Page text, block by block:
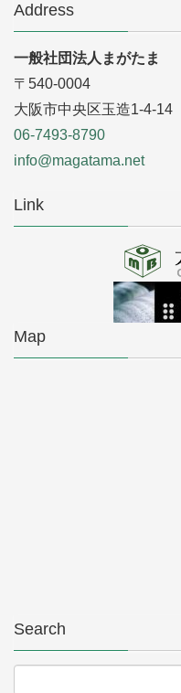
Address
一般社団法人まがたま
〒540-0004
大阪市中央区玉造1-4-14
06-7493-8790
info@magatama.net
Link
Map
Search